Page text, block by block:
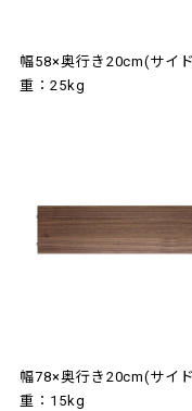
幅58×奥行き20cm(サイ
重：25kg
幅78×奥行き20cm(サイ
重：15kg